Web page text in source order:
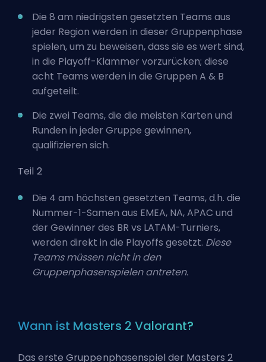
Die 8 am niedrigsten gesetzten Teams aus
jeder Region werden in dieser Gruppenphase
spielen, um zu beweisen, dass sie es wert sind,
in die Playoff-Klammer vorzurücken; diese
acht Teams werden in die Gruppen A & B
aufgeteilt.
Die zwei Teams, die die meisten Karten und
Runden in jeder Gruppe gewinnen,
qualifizieren sich.
Teil 2
Die 4 am höchsten gesetzten Teams, d.h. die
Nummer-1-Samen aus EMEA, NA, APAC und
der Gewinner des BR vs LATAM-Turniers,
werden direkt in die Playoffs gesetzt. Diese
Teams müssen nicht in den
Gruppenphasenspielen antreten.
Wann ist Masters 2 Valorant?
Das erste Gruppenphasenspiel der Masters 2